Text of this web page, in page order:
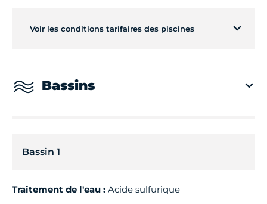
Voir les conditions tarifaires des piscines
Bassins
Bassin 1
Traitement de l'eau : Acide sulfurique